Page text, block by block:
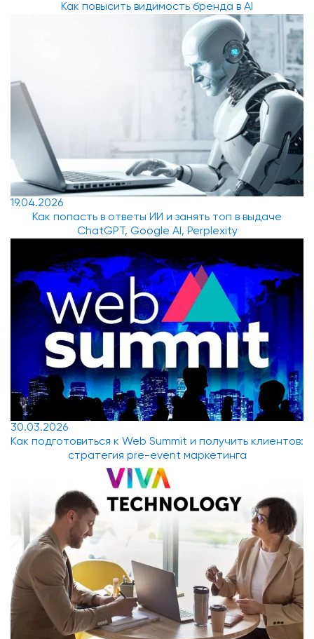
Как повысить видимость бренда в AI
19.04.2026
Как попасть в ответы ИИ и занять топ в выдаче
ChatGPT, Google AI, Perplexity
30.03.2026
Как подготовиться к Web Summit и получить клиентов:
стратегия pre-event маркетинга